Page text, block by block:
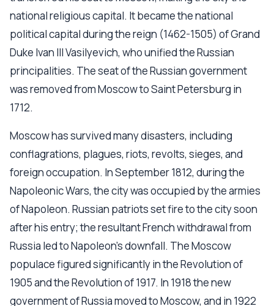
national religious capital. It became the national
political capital during the reign (1462-1505) of Grand
Duke Ivan III Vasilyevich, who unified the Russian
principalities. The seat of the Russian government
was removed from Moscow to Saint Petersburg in
1712.
Moscow has survived many disasters, including
conflagrations, plagues, riots, revolts, sieges, and
foreign occupation. In September 1812, during the
Napoleonic Wars, the city was occupied by the armies
of Napoleon. Russian patriots set fire to the city soon
after his entry; the resultant French withdrawal from
Russia led to Napoleon's downfall. The Moscow
populace figured significantly in the Revolution of
1905 and the Revolution of 1917. In 1918 the new
government of Russia moved to Moscow, and in 1922